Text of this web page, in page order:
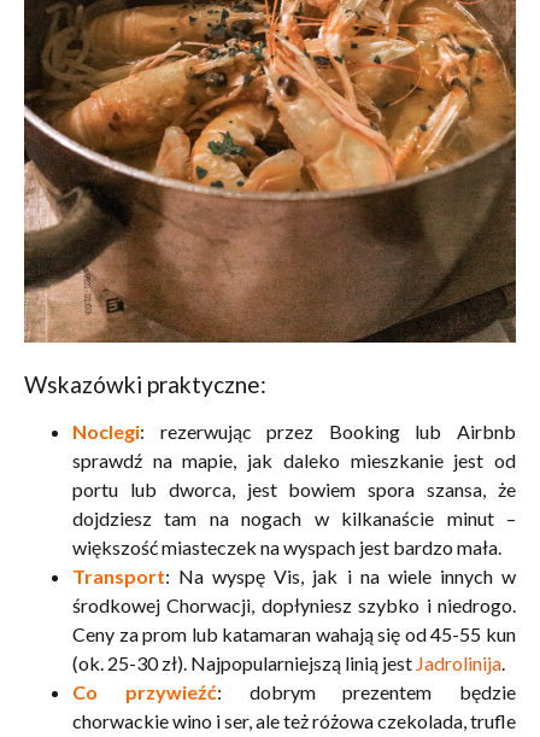
Wskazówki praktyczne:
Noclegi: rezerwując przez Booking lub Airbnb
sprawdź na mapie, jak daleko mieszkanie jest od
portu lub dworca, jest bowiem spora szansa, że
dojdziesz tam na nogach w kilkanaście minut –
większość miasteczek na wyspach jest bardzo mała.
Transport: Na wyspę Vis, jak i na wiele innych w
środkowej Chorwacji, dopłyniesz szybko i niedrogo.
Ceny za prom lub katamaran wahają się od 45-55 kun
(ok. 25-30 zł). Najpopularniejszą linią jest Jadrolinija.
Co przywieźć: dobrym prezentem będzie
chorwackie wino i ser, ale też różowa czekolada, trufle